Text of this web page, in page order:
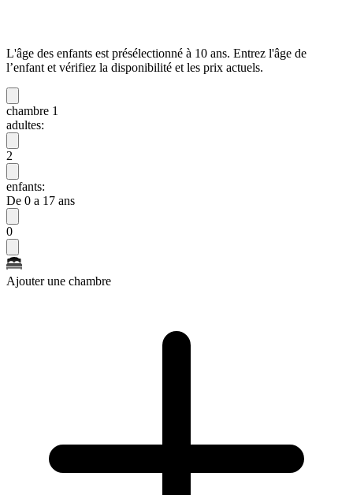
L'âge des enfants est présélectionné à 10 ans. Entrez l'âge de
l’enfant et vérifiez la disponibilité et les prix actuels.
chambre 1
adultes:
2
enfants:
De 0 a 17 ans
0
Ajouter une chambre